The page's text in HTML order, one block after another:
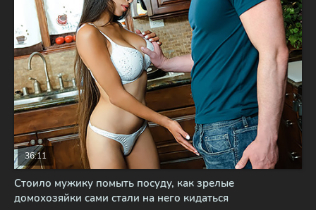
Стоило мужику помыть посуду, как зрелые
домохозяйки сами стали на него кидаться
36:11